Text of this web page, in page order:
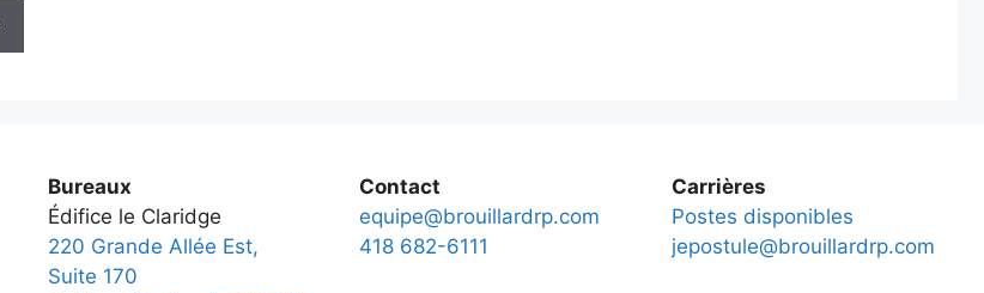
Bureaux
Édifice le Claridge
220 Grande Allée Est,
Suite 170
Contact
equipe@brouillardrp.com
418 682-6111
Carrières
Postes disponibles
jepostule@brouillardrp.com